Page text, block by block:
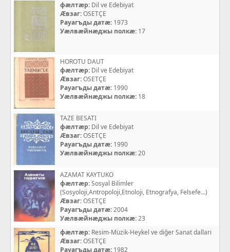
фæлтæр: Dil ve Edebiyat
Æвзаг:OSETÇE
Рауагъды датæ: 1973
Уæлвæйнæджы полкæ: 17
HOROTU DAUT
фæлтæр: Dil ve Edebiyat
Æвзаг:OSETÇE
Рауагъды датæ: 1990
Уæлвæйнæджы полкæ: 18
TAZE BESATI
фæлтæр: Dil ve Edebiyat
Æвзаг:OSETÇE
Рауагъды датæ: 1990
Уæлвæйнæджы полкæ:20
AZAMAT KAYTUKO
фæлтæр:Sosyal Bilimler
(Sosyoloji,Antropoloji,Etnoloji, Etnografya, Felsefe...)
Æвзаг:OSETÇE
Рауагъды датæ:2004
Уæлвæйнæджы полкæ:23
фæлтæр: Resim-Müzik-Heykel ve diğer Sanat dalları
Æвзаг:OSETÇE
Рауагъды датæ: 1982